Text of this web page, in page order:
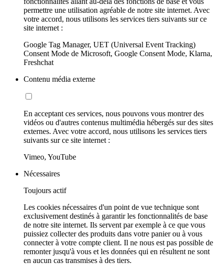
permettre une utilisation agréable de notre site internet. Avec
votre accord, nous utilisons les services tiers suivants sur ce
site internet :
Google Tag Manager, UET (Universal Event Tracking)
Consent Mode de Microsoft, Google Consent Mode, Klarna,
Freshchat
Contenu média externe
En acceptant ces services, nous pouvons vous montrer des
vidéos ou d'autres contenus multimédia hébergés sur des sites
externes. Avec votre accord, nous utilisons les services tiers
suivants sur ce site internet :
Vimeo, YouTube
Nécessaires
Toujours actif
Les cookies nécessaires d'un point de vue technique sont
exclusivement destinés à garantir les fonctionnalités de base
de notre site internet. Ils servent par exemple à ce que vous
puissiez collecter des produits dans votre panier ou à vous
connecter à votre compte client. Il ne nous est pas possible de
remonter jusqu'à vous et les données qui en résultent ne sont
en aucun cas transmises à des tiers.